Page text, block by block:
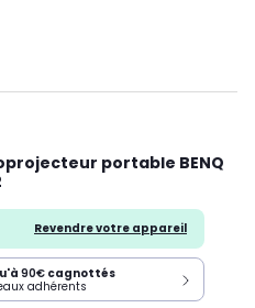
portable BENQ
Revendre votre appareil
90€ cagnottés
adhérents